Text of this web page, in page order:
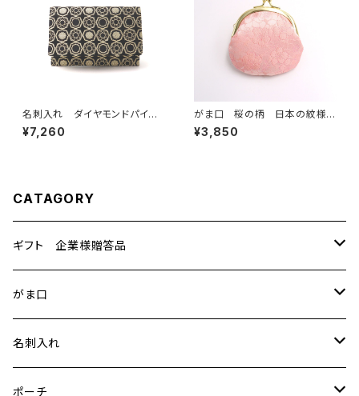
名刺入れ ダイヤモンドパイソ
ン錦 干支の柄を楽しむ 蛇の
紋様 巳年 黒金ラメ
¥7,260
がま口 桜の柄 日本の紋様を
楽しむ 京の錦織 光峯錦織工
房 美咲桜花文錦
¥3,850
CATAGORY
ギフト 企業様贈答品
テーブルセンター
中
小
小物入
ポーチ
がま口
特裂
普通裂
名刺入れ
特裂
ポーチ